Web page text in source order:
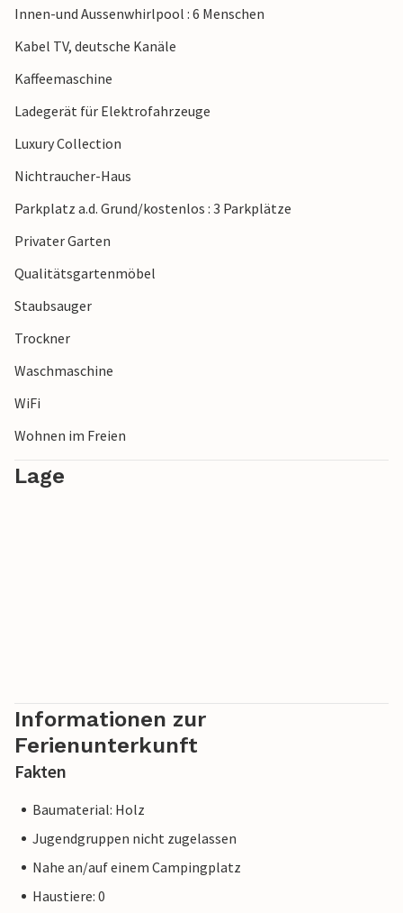
Spazieren Sie zum Strand von Skaven, dessen feiner Sand
Fjord ein Paradies für Wind- und Kitesurfer. Unvergessliche
Naturerlebnisse verspricht ein Besuch im Skjern Å
In Skaven gibt es einen Campingplatz, dessen
Gemeinschaftseinrichtungen gegen Gebühr genutzt
Sie auf der Website des Campingplatzes) – Außenpool,
Minigolf, Billardtisch, Tischtennis u.v.m.
Innen-und Aussenwhirlpool : 6 Menschen
Kabel TV, deutsche Kanäle
Kaffeemaschine
Ladegerät für Elektrofahrzeuge
Luxury Collection
Nichtraucher-Haus
Parkplatz a.d. Grund/kostenlos : 3 Parkplätze
Privater Garten
Qualitätsgartenmöbel
Staubsauger
Trockner
Waschmaschine
WiFi
Wohnen im Freien
Lage
Informationen zur
Ferienunterkunft
Fakten
Baumaterial: Holz
Jugendgruppen nicht zugelassen
Nahe an/auf einem Campingplatz
Haustiere: 0